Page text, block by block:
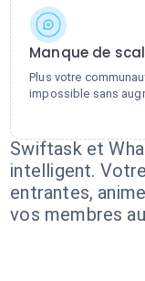
Manque de
Plus votre
impossible sans
Swiftask et
intelligent.
entrantes,
vos membres